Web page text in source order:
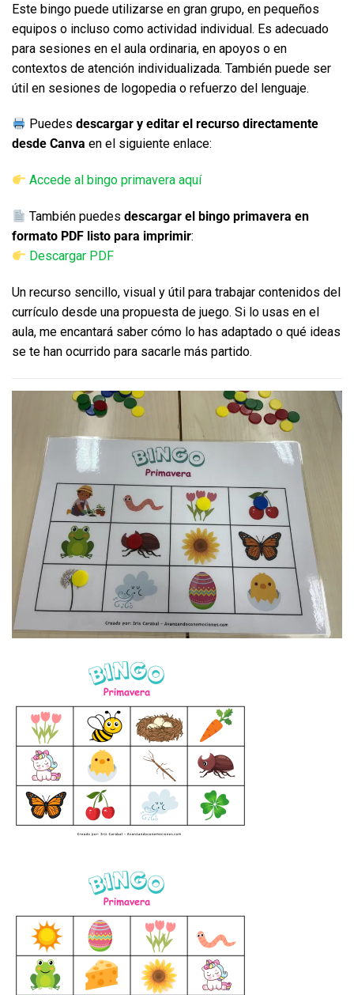
Este bingo puede utilizarse en gran grupo, en pequeños
equipos o incluso como actividad individual. Es adecuado
para sesiones en el aula ordinaria, en apoyos o en
contextos de atención individualizada. También puede ser
útil en sesiones de logopedia o refuerzo del lenguaje.
Puedesdescargar y editar el recurso directamente
desde Canva en el siguiente enlace:
Accede al bingo primavera aquí
También puedesdescargar el bingo primavera en
formato PDF listo para imprimir:
Descargar PDF
Un recurso sencillo, visual y útil para trabajar contenidos del
currículo desde una propuesta de juego. Si lo usas en el
aula, me encantará saber cómo lo has adaptado o qué ideas
se te han ocurrido para sacarle más partido.